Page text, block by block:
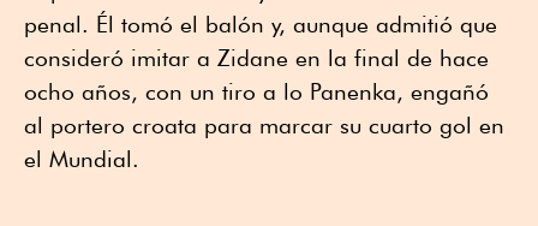
penal. Él tomó el balón y, aunque admitió que
consideró imitar a Zidane en la final de hace
ocho años, con un tiro a lo Panenka, engañó
al portero croata para marcar su cuarto gol en
el Mundial.